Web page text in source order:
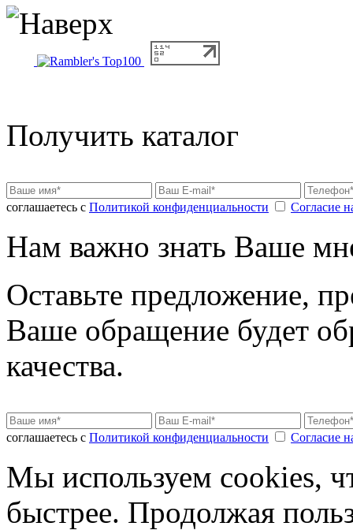
Получить каталог
соглашаетесь с Политикой конфиденциальности Согласие
Нам важно знать Ваше
Оставьте предложение,
Ваше обращение будет
качества.
соглашаетесь с Политикой конфиденциальности Согласие
Мы используем cookies,
быстрее. Продолжая